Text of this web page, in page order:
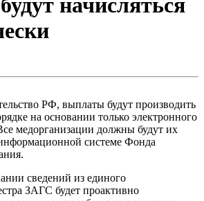
РФ, выплаты будут производить
на основании только электронного
медорганизации должны будут их
системе Фонда
сведений из единого
ЗАГС будет проактивно